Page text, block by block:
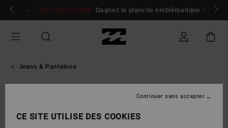
Passer
Se connecter / s'inscrire
JEU CONCOURS Gagnez la planche emblématique d'Andy
Jeans & Pantalons
CE SITE UTILISE DES COOKIES
Continuer sans accepter